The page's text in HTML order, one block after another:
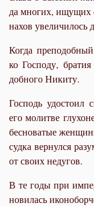
да мно­гих, ищу­щих
на­хов уве­ли­чи­лось
Ко­гда
ко Гос­по­ду,
доб­но­го Ни­ки­ту.
Гос­подь удо­сто­ил
его мо­лит­ве
бес­но­ва­тые
суд­ка вер­нул­ся
от сво­их неду­гов.
В те го­ды при
но­ви­лась